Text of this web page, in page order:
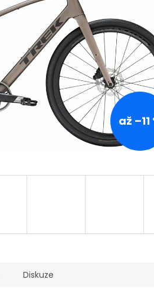
až –11
Diskuze